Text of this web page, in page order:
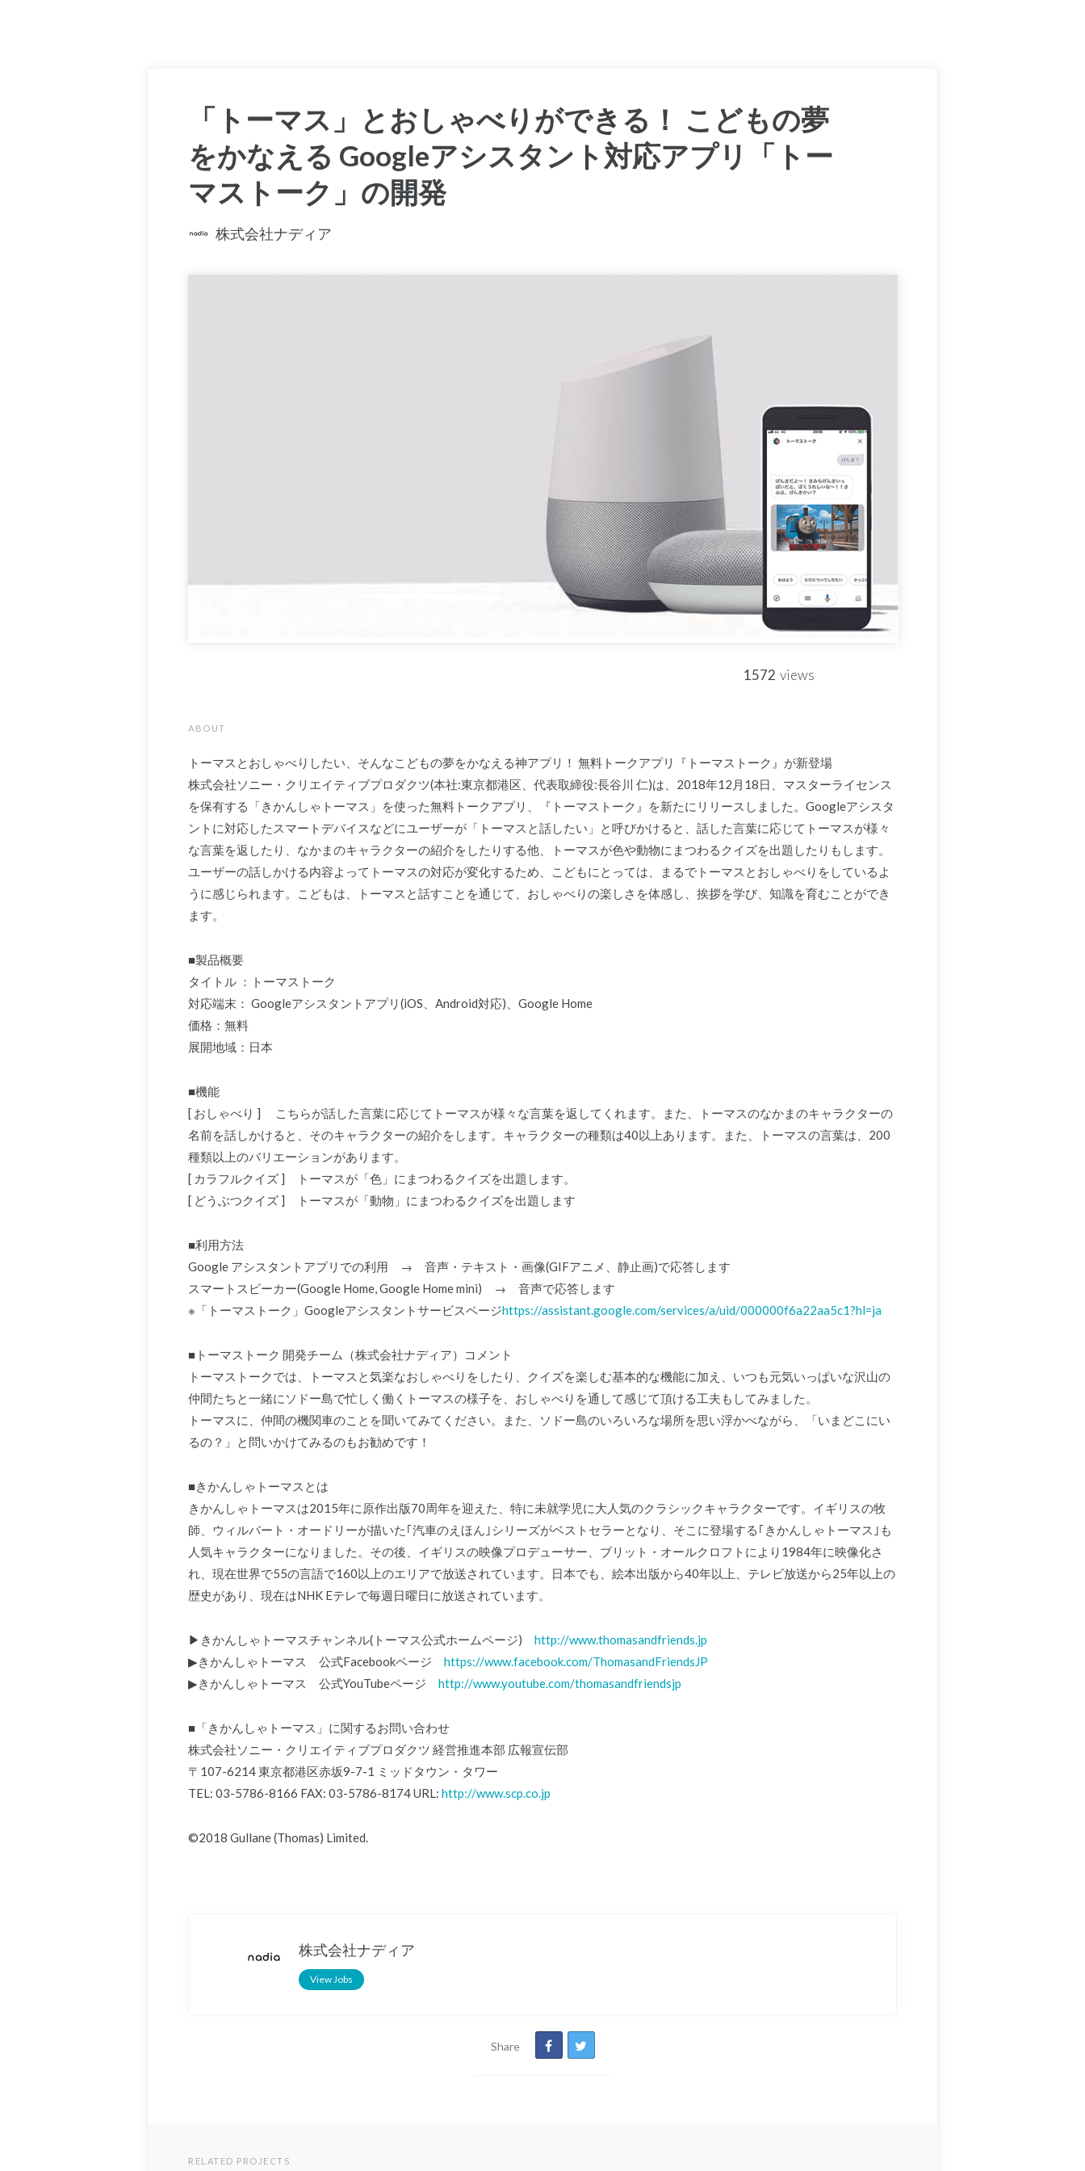
「トーマス」とおしゃべりができる！ こどもの夢
をかなえる Googleアシスタント対応アプリ「トー
マストーク」の開発
株式会社ナディア
1572 views
ABOUT
トーマスとおしゃべりしたい、そんなこどもの夢をかなえる神アプリ！ 無料トークアプリ『トーマストーク』が新登場
株式会社ソニー・クリエイティブプロダクツ(本社:東京都港区、代表取締役:長谷川 仁)は、2018年12月18日、マスターライセンス
を保有する「きかんしゃトーマス」を使った無料トークアプリ、『トーマストーク』を新たにリリースしました。Googleアシスタ
ントに対応したスマートデバイスなどにユーザーが「トーマスと話したい」と呼びかけると、話した言葉に応じてトーマスが様々
な言葉を返したり、なかまのキャラクターの紹介をしたりする他、トーマスが色や動物にまつわるクイズを出題したりもします。
ユーザーの話しかける内容よってトーマスの対応が変化するため、こどもにとっては、まるでトーマスとおしゃべりをしているよ
うに感じられます。こどもは、トーマスと話すことを通じて、おしゃべりの楽しさを体感し、挨拶を学び、知識を育むことができ
ます。
■製品概要
タイトル ：トーマストーク
対応端末： Googleアシスタントアプリ(iOS、Android対応)、Google Home
価格：無料
展開地域：日本
■機能
[ おしゃべり ] こちらが話した言葉に応じてトーマスが様々な言葉を返してくれます。また、トーマスのなかまのキャラクターの
名前を話しかけると、そのキャラクターの紹介をします。キャラクターの種類は40以上あります。また、トーマスの言葉は、200
種類以上のバリエーションがあります。
[ カラフルクイズ ] トーマスが「色」にまつわるクイズを出題します。
[ どうぶつクイズ ] トーマスが「動物」にまつわるクイズを出題します
■利用方法
Google アシスタントアプリでの利用 → 音声・テキスト・画像(GIFアニメ、静止画)で応答します
スマートスピーカー(Google Home, Google Home mini) → 音声で応答します
※「トーマストーク」Googleアシスタントサービスページhttps://assistant.google.com/services/a/uid/000000f6a22aa5c1?hl=ja
■トーマストーク 開発チーム（株式会社ナディア）コメント
トーマストークでは、トーマスと気楽なおしゃべりをしたり、クイズを楽しむ基本的な機能に加え、いつも元気いっぱいな沢山の
仲間たちと一緒にソドー島で忙しく働くトーマスの様子を、おしゃべりを通して感じて頂ける工夫もしてみました。
トーマスに、仲間の機関車のことを聞いてみてください。また、ソドー島のいろいろな場所を思い浮かべながら、「いまどこにい
るの？」と問いかけてみるのもお勧めです！
■きかんしゃトーマスとは
きかんしゃトーマスは2015年に原作出版70周年を迎えた、特に未就学児に大人気のクラシックキャラクターです。イギリスの牧
師、ウィルバート・オードリーが描いた｢汽車のえほん｣シリーズがベストセラーとなり、そこに登場する｢きかんしゃトーマス｣も
人気キャラクターになりました。その後、イギリスの映像プロデューサー、ブリット・オールクロフトにより1984年に映像化さ
れ、現在世界で55の言語で160以上のエリアで放送されています。日本でも、絵本出版から40年以上、テレビ放送から25年以上の
歴史があり、現在はNHK Eテレで毎週日曜日に放送されています。
▶きかんしゃトーマスチャンネル(トーマス公式ホームページ) http://www.thomasandfriends.jp
▶きかんしゃトーマス 公式Facebookページ https://www.facebook.com/ThomasandFriendsJP
▶きかんしゃトーマス 公式YouTubeページ http://www.youtube.com/thomasandfriendsjp
■「きかんしゃトーマス」に関するお問い合わせ
株式会社ソニー・クリエイティブプロダクツ 経営推進本部 広報宣伝部
〒107-6214 東京都港区赤坂9-7-1 ミッドタウン・タワー
TEL: 03-5786-8166 FAX: 03-5786-8174 URL: http://www.scp.co.jp
©2018 Gullane (Thomas) Limited.
株式会社ナディア
View Jobs
Share
RELATED PROJECTS